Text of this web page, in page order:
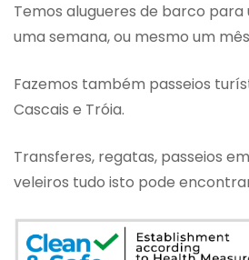
Temos alugueres de barco para
uma semana, ou mesmo um
Fazemos também passeios
Cascais e Tróia.
Transferes, regatas, passeios
veleiros tudo isto pode